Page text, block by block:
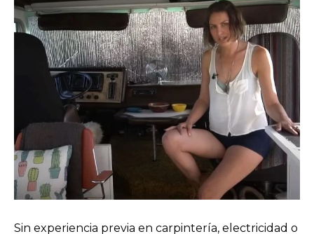
Sin experiencia previa en carpintería, electricidad o